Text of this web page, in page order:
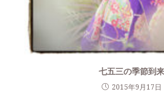
七五三の季節到来
2015年9月17日